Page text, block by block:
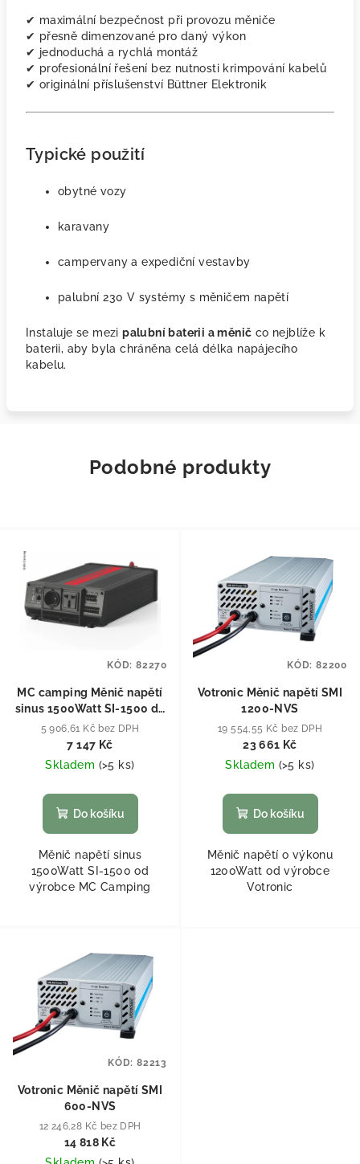
✔ maximální bezpečnost při provozu měniče
✔ přesně dimenzované pro daný výkon
✔ jednoduchá a rychlá montáž
✔ profesionální řešení bez nutnosti krimpování kabelů
✔ originální příslušenství Büttner Elektronik
Typické použití
obytné vozy
karavany
campervany a expediční vestavby
palubní 230 V systémy s měničem napětí
Instaluje se mezipalubní baterii a měnič co nejblíže k
baterii, aby byla chráněna celá délka napájecího
kabelu.
Podobné produkty
MC camping Měnič napětí
sinus 1500Watt SI-1500 do
obytného auta či karavanu
5 906,61 Kč bez DPH
7 147 Kč
Skladem (>5 ks)
Do košíku
Měnič napětí sinus
1500Watt SI-1500 od
výrobce MC Camping
KÓD: 82270
Votronic Měnič napětí SMI
1200-NVS
19 554,55 Kč bez DPH
23 661 Kč
Skladem (>5 ks)
Do košíku
Měnič napětí o výkonu
1200Watt od výrobce
Votronic
KÓD: 82200
Votronic Měnič napětí SMI
600-NVS
12 246,28 Kč bez DPH
14 818 Kč
KÓD: 82213